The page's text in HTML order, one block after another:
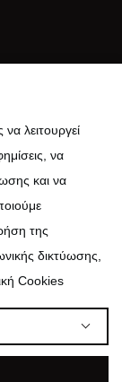
λειτουργεί
να
και να
της
δικτύωσης,
Cookies